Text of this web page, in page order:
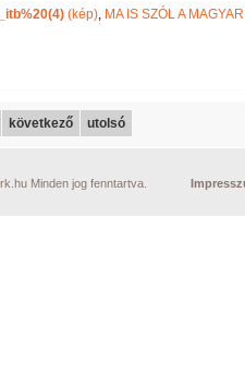
(kép), MA IS SZÓL A
következő utolsó
Minden jog fenntartva.